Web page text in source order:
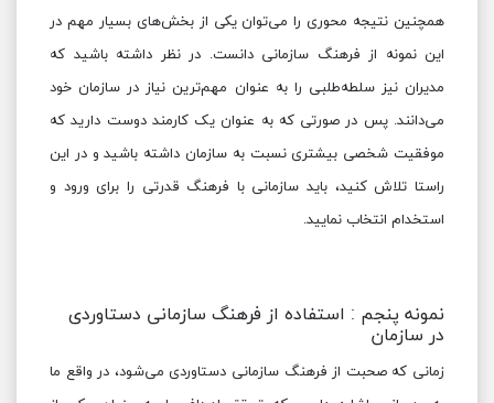
همچنین نتیجه محوری را می‌توان یکی از بخش‌های بسیار مهم در
این نمونه از فرهنگ سازمانی دانست. در نظر داشته باشید که
مدیران نیز سلطه‌طلبی را به عنوان مهم‌ترین نیاز در سازمان خود
می‌دانند. پس در صورتی که به عنوان یک کارمند دوست دارید که
موفقیت شخصی بیشتری نسبت به سازمان داشته باشید و در این
راستا تلاش کنید، باید سازمانی با فرهنگ قدرتی را برای ورود و
استخدام انتخاب نمایید.
نمونه پنجم : استفاده از فرهنگ سازمانی دستاوردی
در سازمان
زمانی که صحبت از فرهنگ سازمانی دستاوردی می‌شود، در واقع ما